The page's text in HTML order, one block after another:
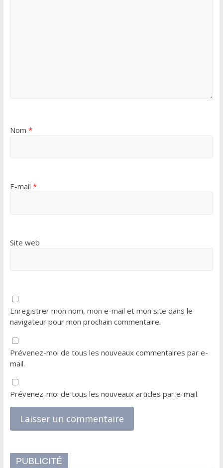
Nom *
E-mail *
Site web
Enregistrer mon nom, mon e-mail et mon site dans le
navigateur pour mon prochain commentaire.
Prévenez-moi de tous les nouveaux commentaires par e-
mail.
Prévenez-moi de tous les nouveaux articles par e-mail.
PUBLICITÉ